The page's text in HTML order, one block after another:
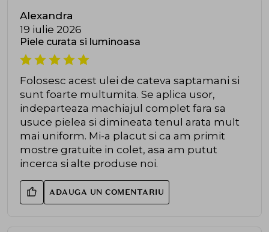
Alexandra
19 iulie 2026
Piele curata si luminoasa
Folosesc acest ulei de cateva saptamani si
sunt foarte multumita. Se aplica usor,
indeparteaza machiajul complet fara sa
usuce pielea si dimineata tenul arata mult
mai uniform. Mi-a placut si ca am primit
mostre gratuite in colet, asa am putut
incerca si alte produse noi.
ADAUGA UN COMENTARIU